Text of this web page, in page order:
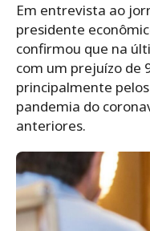
Em entrevista ao
presidente
confirmou que na
com um prejuízo de
principalmente
pandemia do
anteriores.